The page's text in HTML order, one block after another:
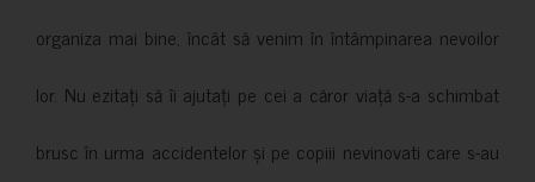
organiza mai bine, încât să venim în întâmpinarea nevoilor
lor. Nu ezitați să îi ajutați pe cei a căror viață s-a schimbat
brusc în urma accidentelor și pe copiii nevinovati care s-au